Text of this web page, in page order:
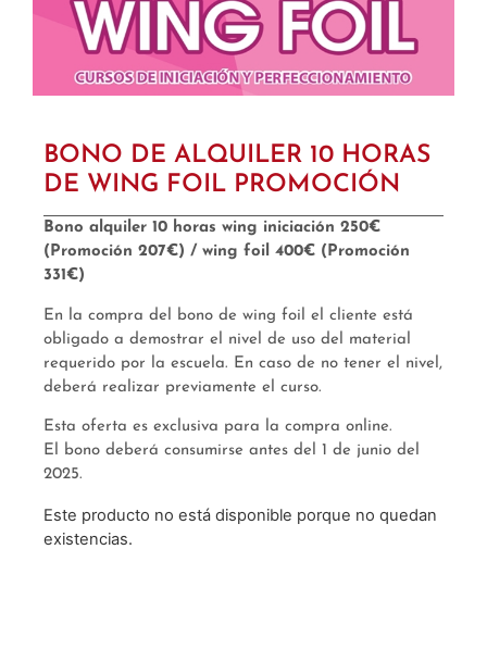
BONO DE ALQUILER 10 HORAS
DE WING FOIL PROMOCIÓN
Bono alquiler 10 horas wing iniciación 250€
(Promoción 207€) / wing foil 400€ (Promoción
331€)
En la compra del bono de wing foil el cliente está
obligado a demostrar el nivel de uso del material
requerido por la escuela. En caso de no tener el nivel,
deberá realizar previamente el curso.
Esta oferta es exclusiva para la compra online.
El bono deberá consumirse antes del 1 de junio del
2025.
Este producto no está disponible porque no quedan
existencias.